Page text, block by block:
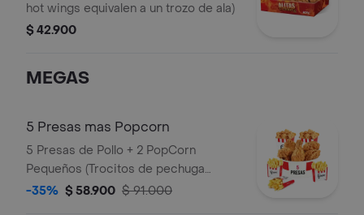
hot wings equivalen a un trozo de ala)
$ 42.900
MEGAS
5 Presas mas Popcorn
5 Presas de Pollo + 2 PopCorn
Pequeños (Trocitos de pechuga
apanados) + 3 Papas Pequeñas
-35% $ 58.900 $ 91.000